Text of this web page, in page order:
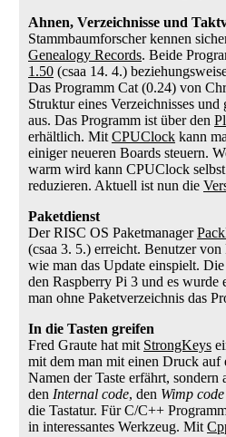
Ahnen, Verzeichnisse und
Stammbaumforscher kennen
Genealogy Records. Beide
1.50 (csaa 14. 4.)
Das Programm Cat (0.24) von
Struktur eines Verzeichnisses
aus. Das Programm ist über den
erhältlich. Mit CPUClock kann
einiger neueren Boards steuern.
warm wird kann CPUClock
reduzieren. Aktuell ist nun die
Paketdienst
Der RISC OS Paketmanager
(csaa 3. 5.) erreicht. Benutzer
wie man das Update einspielt.
den Raspberry Pi 3 und es wurde
man ohne Paketverzeichnis das
In die Tasten greifen
Fred Graute hat mit StrongKeys
mit dem man mit einen Druck auf
Namen der Taste erfährt, sondern
den Internal code, den Wimp code
die Tastatur. Für C/C++
in interessantes Werkzeug. Mit